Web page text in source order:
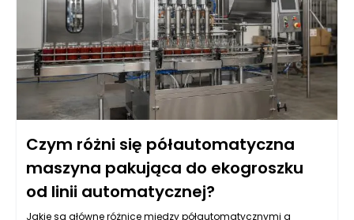
Czym różni się półautomatyczna
maszyna pakująca do ekogroszku
od linii automatycznej?
Jakie są główne różnice między półautomatycznymi a